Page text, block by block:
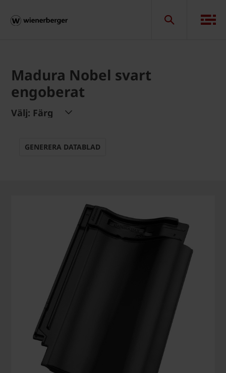
Madura Nobel svart
engoberat
Välj: Färg
GENERERA DATABLAD